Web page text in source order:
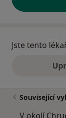
Jste tento
Související
V okolí